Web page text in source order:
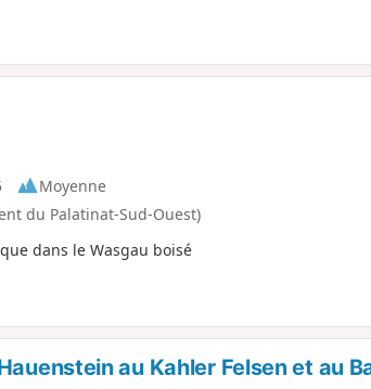
Moyenne
du Palatinat-Sud-Ouest)
dans le Wasgau boisé
au Kahler Felsen et au